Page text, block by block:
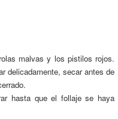
malvas y los pistilos rojos.
delicadamente, secar antes de
hasta que el follaje se haya